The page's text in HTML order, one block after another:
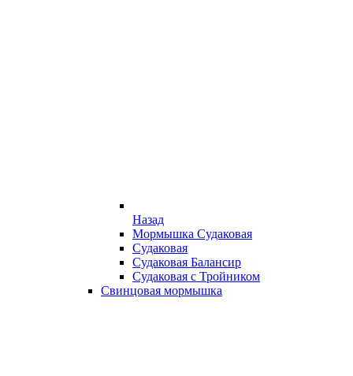
Назад
Мормышка Судаковая
Судаковая
Судаковая Балансир
Судаковая с Тройником
Свинцовая мормышка